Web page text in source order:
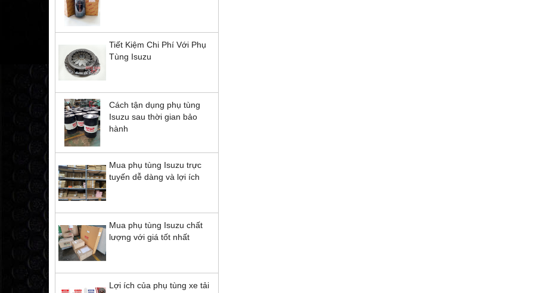
Tiết Kiệm Chi Phí Với Phụ
Tùng Isuzu
Cách tận dụng phụ tùng
Isuzu sau thời gian bảo
hành
Mua phụ tùng Isuzu trực
tuyến dễ dàng và lợi ích
Mua phụ tùng Isuzu chất
lượng với giá tốt nhất
Lợi ích của phụ tùng xe tải